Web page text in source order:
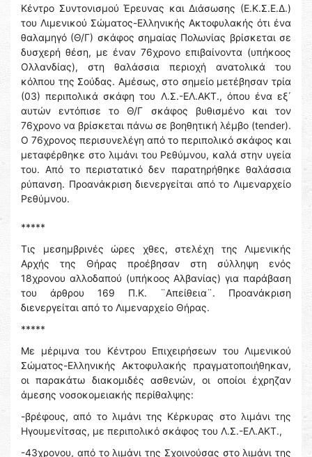
Κέντρο Συντονισμού Έρευνας και Διάσωσης (Ε.Κ.Σ.Ε.Δ.)
του Λιμενικού Σώματος-Ελληνικής Ακτοφυλακής ότι ένα
θαλαμηγό (Θ/Γ) σκάφος σημαίας Πολωνίας βρίσκεται σε
δυσχερή θέση, με έναν 76χρονο επιβαίνοντα (υπήκοος
Ολλανδίας), στη θαλάσσια περιοχή ανατολικά του
κόλπου της Σούδας. Αμέσως, στο σημείο μετέβησαν τρία
(03) περιπολικά σκάφη του Λ.Σ.-ΕΛ.ΑΚΤ., όπου ένα εξ΄
αυτών εντόπισε το Θ/Γ σκάφος βυθισμένο και τον
76χρονο να βρίσκεται πάνω σε βοηθητική λέμβο (tender).
Ο 76χρονος περισυνελέγη από το περιπολικό σκάφος και
μεταφέρθηκε στο λιμάνι του Ρεθύμνου, καλά στην υγεία
του. Από το περιστατικό δεν παρατηρήθηκε θαλάσσια
ρύπανση. Προανάκριση διενεργείται από το Λιμεναρχείο
Ρεθύμνου.
*****
Τις μεσημβρινές ώρες χθες, στελέχη της Λιμενικής
Αρχής της Θήρας προέβησαν στη σύλληψη ενός
18χρονου αλλοδαπού (υπήκοος Αλβανίας) για παράβαση
του άρθρου 169 Π.Κ. ¨Απείθεια¨. Προανάκριση
διενεργείται από το Λιμεναρχείο Θήρας.
*****
Με μέριμνα του Κέντρου Επιχειρήσεων του Λιμενικού
Σώματος-Ελληνικής Ακτοφυλακής πραγματοποιήθηκαν,
οι παρακάτω διακομιδές ασθενών, οι οποίοι έχρηζαν
άμεσης νοσοκομειακής περίθαλψης:
-βρέφους, από το λιμάνι της Κέρκυρας στο λιμάνι της
Ηγουμενίτσας, με περιπολικό σκάφος του Λ.Σ.-ΕΛ.ΑΚΤ.,
-43χρονου, από το λιμάνι της Σχοινούσας στο λιμάνι της